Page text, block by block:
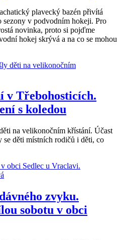
plavecký bazén přivítá
v podvodním hokeji. Pro
novinka, proto si pojďme
hokej skrývá a na co se mohou
v Třebohosticích.
s koledou
na velikonočním křístání. Účast
děti místních rodičů i děti, co
zvyku.
sobotu v obci